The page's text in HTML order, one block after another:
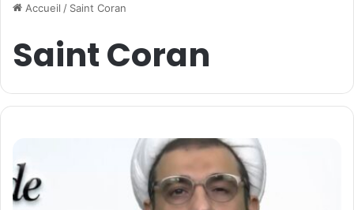
Accueil / Saint Coran
Saint Coran